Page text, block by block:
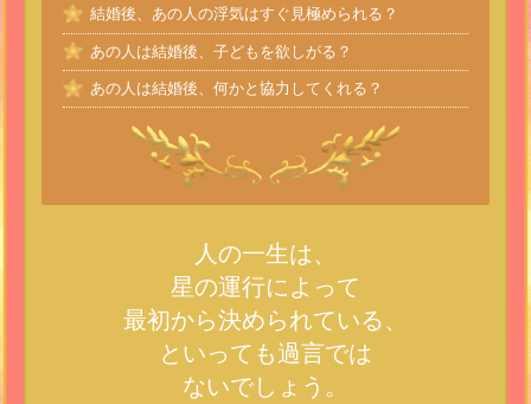
結婚後、あの人の浮気はすぐ見極められる？
あの人は結婚後、子どもを欲しがる？
あの人は結婚後、何かと協力してくれる？
人の一生は、
星の運行によって
最初から決められている、
といっても過言では
ないでしょう。